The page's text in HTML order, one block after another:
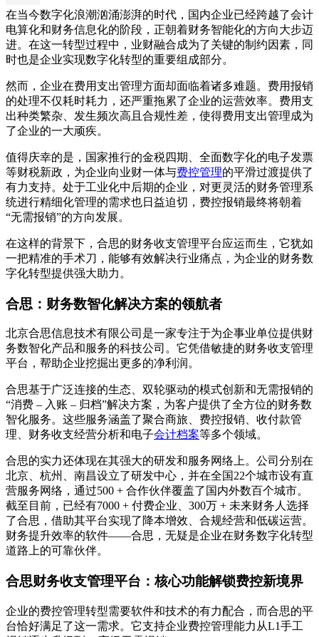
在当今数字化浪潮汹涌澎湃的时代，国内企业已经跨越了会计
电算化和财务信息化的阶段，正朝着财务智能化的方向大步迈
进。在这一转型过程中，业财融合成为了关键的制约因素，同
时也是企业实现数字化转型的重要组成部分。
然而，企业在费用支出管理方面却面临着诸多难题。费用报销
的处理不仅耗时耗力，还严重拖累了企业的运营效率。费用支
出种类繁杂、发生频次高且合规性差，使得费用支出管理成为
了企业的一大顽疾。
值得庆幸的是，国家推行的金税四期、全面数字化的电子发票
等财税新政，为企业向业财一体与费控管理的平滑过渡提供了
有力支持。处于工业化中后期的企业，对更灵活的财务管理系
统进行精细化管理的需求也日益迫切，费控报销最终将朝着
“无需报销”的方向发展。
在这样的背景下，合思的财务收支管理平台应运而生，它犹如
一把精准的手术刀，能够有效解决行业痛点，为企业的财务数
字化转型提供强大助力。
合思：财务数智化解决方案的领航者
北京合思信息技术有限公司是一家专注于为企事业单位提供财
务数智化产品和服务的科技公司。它凭借敏捷的财务收支管理
平台，帮助企业挖掘出更多的净利润。
合思基于广泛连接的生态、双轮驱动的模式创新和无需报销的
“消费 – 入账 – 归档”解决方案，为客户提供了全方位的财务数
智化服务。这些服务涵盖了聚合商旅、费控报销、收付款管
理、财务收支经营分析和电子会计档案等多个领域。
合思的实力还体现在其强大的研发和服务网络上。公司分别在
北京、杭州、南昌设立了研发中心，并在全国22个城市设有直
营服务网络，通过500 + 合作伙伴覆盖了国内外数百个城市。
截至目前，已经有7000 + 付费企业、300万 + 未来财务人选择
了合思，借助其平台实现了降本增效、合规经营和低碳运营。
财务提升效率的软件——合思，无疑是企业在财务数字化转型
道路上的可靠伙伴。
合思财务收支管理平台：核心功能解锁费控新境界
企业的费控管理转型需要软件和技术的有力配合，而合思的平
台恰好满足了这一需求。它支持企业费控管理能力从L1手工